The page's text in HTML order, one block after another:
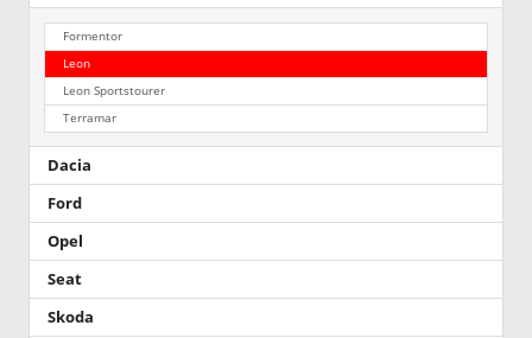
Formentor
Leon
Leon Sportstourer
Terramar
Dacia
Ford
Opel
Seat
Skoda